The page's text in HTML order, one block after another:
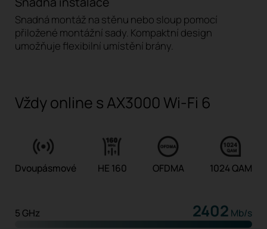
Snadná montáž na stěnu nebo sloup pomocí
přiložené montážní sady. Kompaktní design
umožňuje flexibilní umístění brány.
Vždy online s AX3000 Wi-Fi 6
Dvoupásmové HE 160 OFDMA 1024 QAM
5 GHz 2402 Mb/s